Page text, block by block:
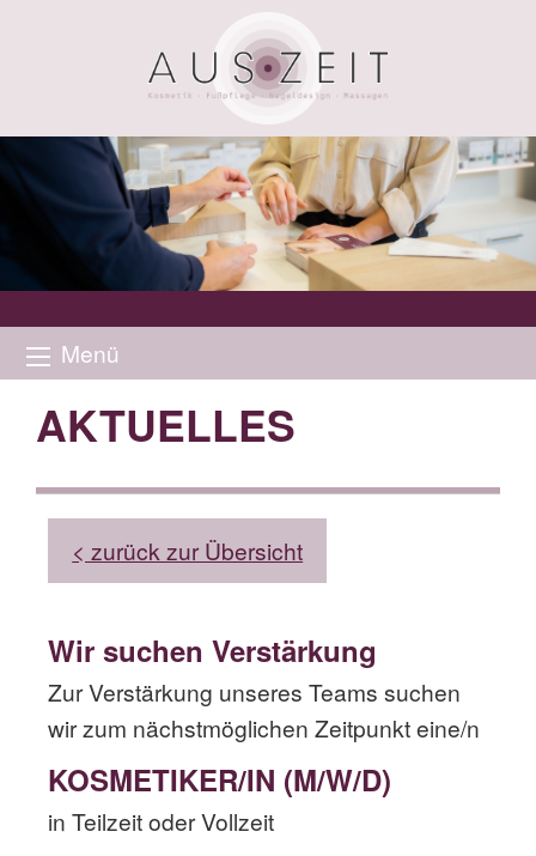
Menü
AKTUELLES
< zurück zur Übersicht
Wir suchen Verstärkung
Zur Verstärkung unseres Teams suchen
wir zum nächstmöglichen Zeitpunkt eine/n
KOSMETIKER/IN (M/W/D)
in Teilzeit oder Vollzeit